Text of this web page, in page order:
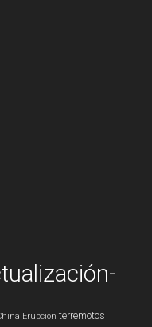
Erupción terremotos